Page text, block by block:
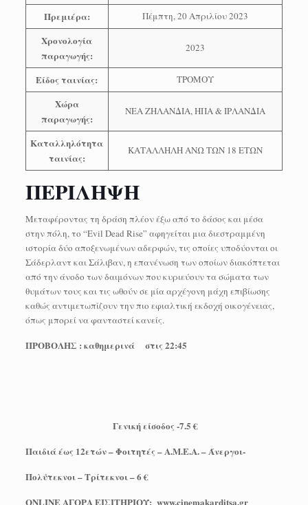
Πρεμιέρα: Πέμπτη, 20 Απριλίου 2023
Χρονολογία
παραγωγής:
2023
Είδος ταινίας: ΤΡΟΜΟΥ
Χώρα
παραγωγής:
ΝΕΑ ΖΗΛΑΝΔΙΑ, ΗΠΑ & ΙΡΛΑΝΔΙΑ
Καταλληλότητα
ταινίας:
ΚΑΤΑΛΛΗΛΗ ΑΝΩ ΤΩΝ 18 ΕΤΩΝ
ΠΕΡΙΛΗΨΗ
Μεταφέροντας τη δράση πλέον έξω από το δάσος και μέσα
στην πόλη, το “Evil Dead Rise” αφηγείται μια διεστραμμένη
ιστορία δύο αποξενωμένων αδερφών, τις οποίες υποδύονται οι
Σάδερλαντ και Σάλιβαν, η επανένωση των οποίων διακόπτεται
από την άνοδο των δαιμόνων που κυριεύουν τα σώματα των
θυμάτων τους και τις ωθούν σε μία αρχέγονη μάχη επιβίωσης
καθώς αντιμετωπίζουν την πιο εφιαλτική εκδοχή οικογένειας,
όπως μπορεί να φανταστεί κανείς.
ΠΡΟΒΟΛΗΣ : καθημερινά στις 22:45
Γενική είσοδος -7.5 €
Παιδιά έως 12ετών – Φοιτητές – Α.Μ.Ε.Α. – Άνεργοι-
Πολύτεκνοι – Τρίτεκνοι – 6 €
ONLINE ΑΓΟΡΑ ΕΙΣΙΤΗΡΙΟΥ: www.cinemakarditsa.gr